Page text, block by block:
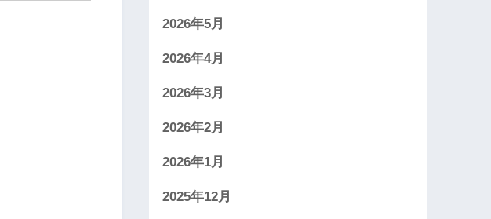
2026年5月
2026年4月
2026年3月
2026年2月
2026年1月
2025年12月